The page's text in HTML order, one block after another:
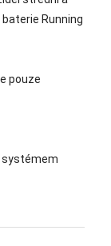
Running
pouze